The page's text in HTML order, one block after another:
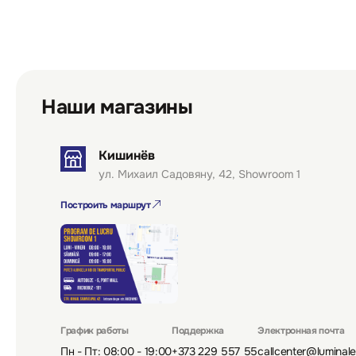
Наши магазины
Кишинёв
ул. Михаил Садовяну, 42, Showroom 1
Построить маршрут
График работы
Пн - Пт: 08:00 - 19:00
Поддержка
+373 229 557 55
Электронная почта